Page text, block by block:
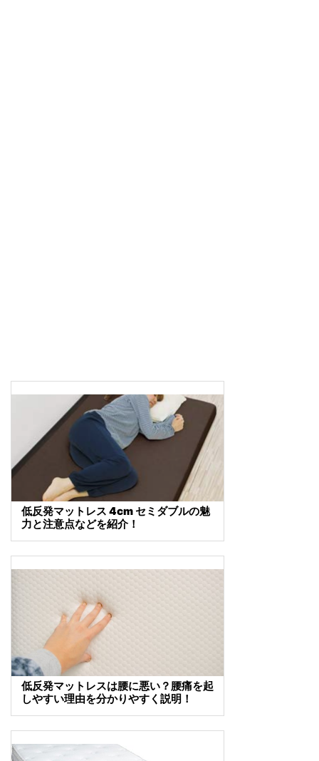
低反発マットレス 4cm セミダブルの魅
力と注意点などを紹介！
低反発マットレスは腰に悪い？腰痛を起
しやすい理由を分かりやすく説明！